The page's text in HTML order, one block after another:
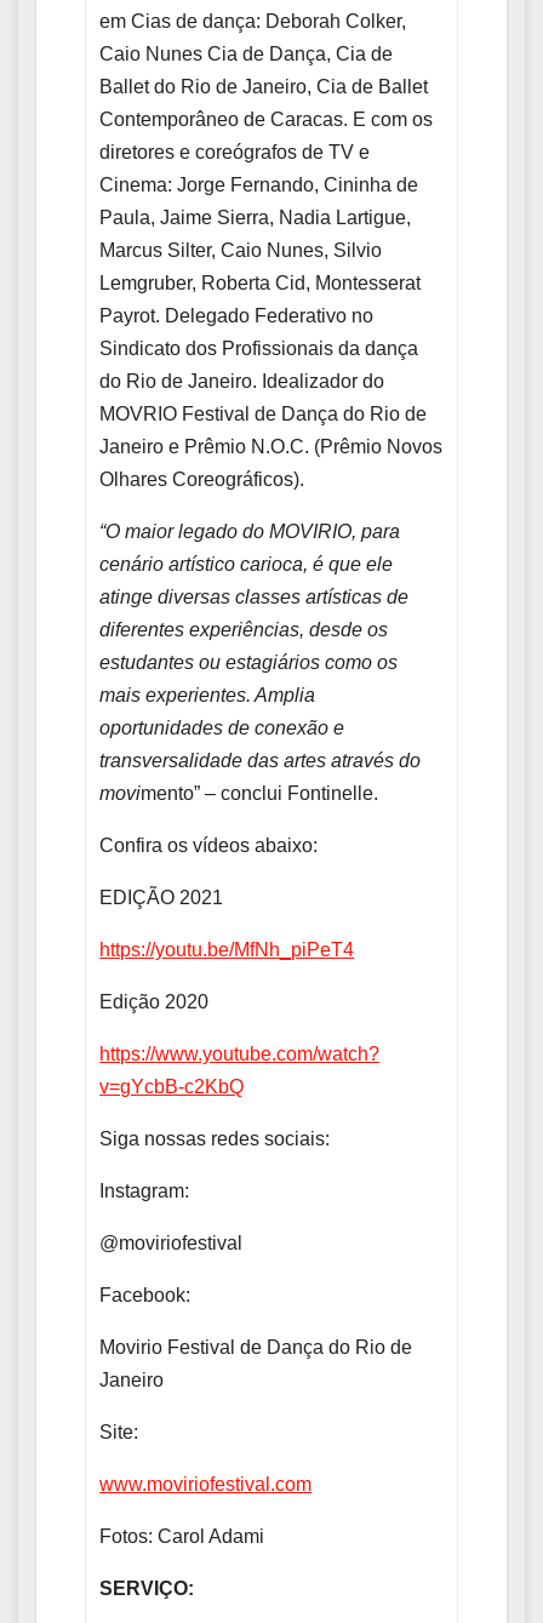
em Cias de dança: Deborah Colker,
Caio Nunes Cia de Dança, Cia de
Ballet do Rio de Janeiro, Cia de Ballet
Contemporâneo de Caracas. E com os
diretores e coreógrafos de TV e
Cinema: Jorge Fernando, Cininha de
Paula, Jaime Sierra, Nadia Lartigue,
Marcus Silter, Caio Nunes, Silvio
Lemgruber, Roberta Cid, Montesserat
Payrot. Delegado Federativo no
Sindicato dos Profissionais da dança
do Rio de Janeiro. Idealizador do
MOVRIO Festival de Dança do Rio de
Janeiro e Prêmio N.O.C. (Prêmio Novos
Olhares Coreográficos).
“O maior legado do MOVIRIO, para
cenário artístico carioca, é que ele
atinge diversas classes artísticas de
diferentes experiências, desde os
estudantes ou estagiários como os
mais experientes. Amplia
oportunidades de conexão e
transversalidade das artes através do
movimento” – conclui Fontinelle.
Confira os vídeos abaixo:
EDIÇÃO 2021
https://youtu.be/MfNh_piPeT4
Edição 2020
https://www.youtube.com/watch?
v=gYcbB-c2KbQ
Siga nossas redes sociais:
Instagram:
@moviriofestival
Facebook:
Movirio Festival de Dança do Rio de
Janeiro
Site:
www.moviriofestival.com
Fotos: Carol Adami
SERVIÇO: